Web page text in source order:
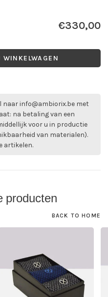
€330,00
WINKELWAGEN
naarinfo@ambiorix.be met
na betaling van een
voor u in productie
van materialen).
artikelen.
producten
BACK TO HOME